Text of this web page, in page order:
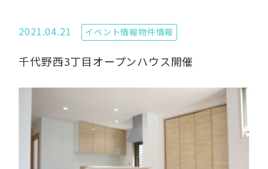
2021.04.21 イベント情報物件情報
千代野西3丁目オープンハウス開催